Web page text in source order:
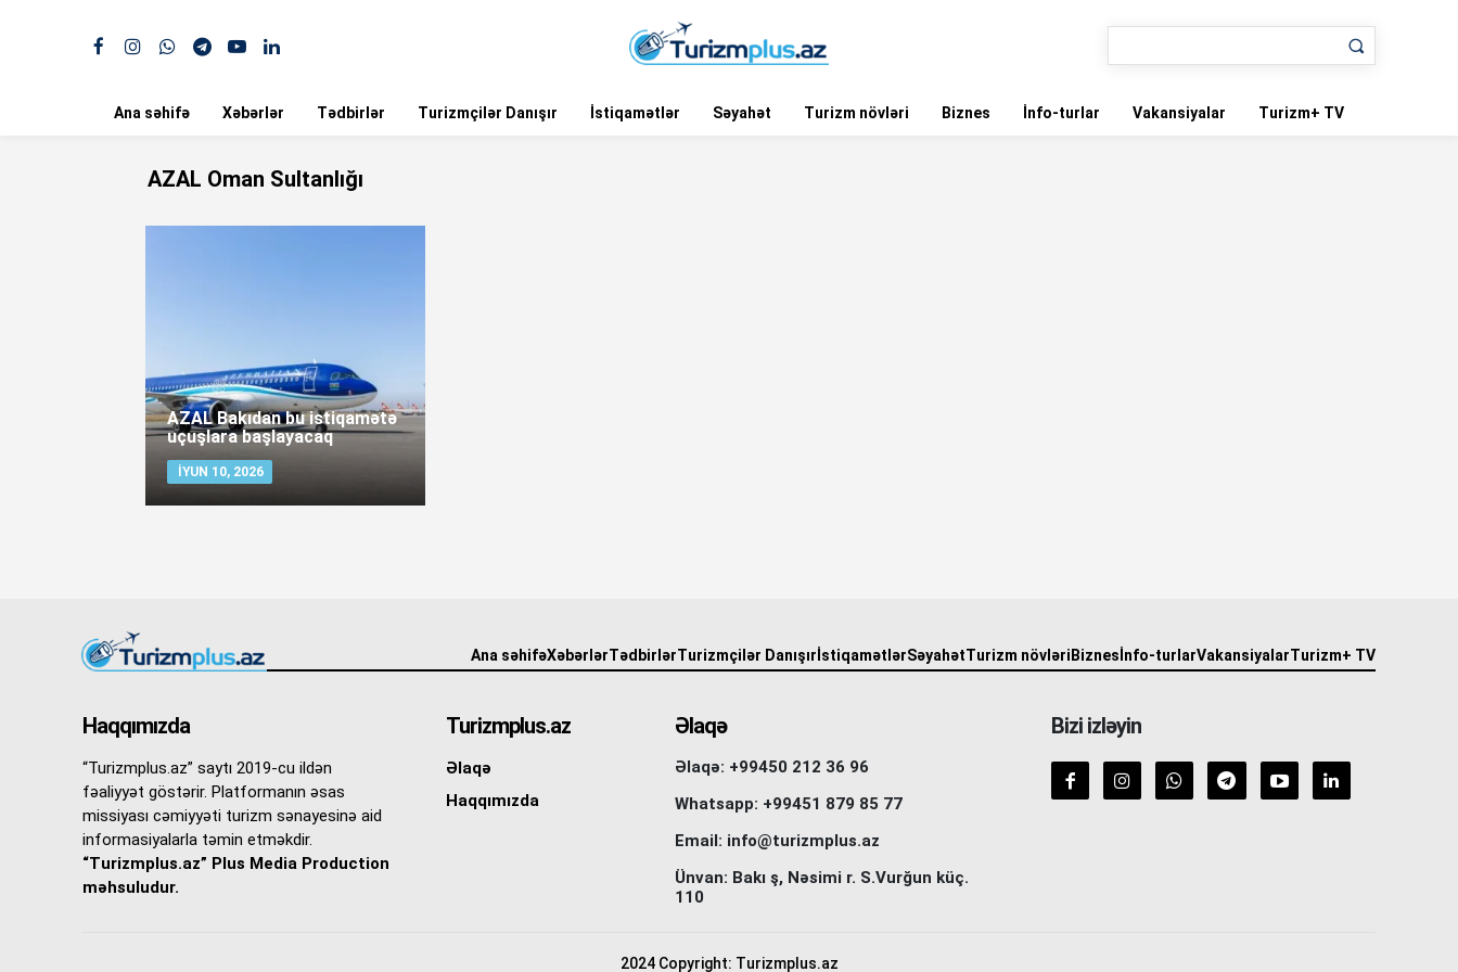
Ana səhifə Xəbərlər Tədbirlər Turizmçilər Danışır İstiqamətlər Səyahət Turizm növləri Biznes İnfo-turlar Vakansiyalar Turizm+ TV
AZAL Oman Sultanlığı
AZAL Bakıdan bu istiqamətə
uçuşlara başlayacaq
İYUN 10, 2026
Ana səhifəXəbərlərTədbirlərTurizmçilər Danışır İstiqamətlərSəyahətTurizm növləri Biznes İnfo-turlarVakansiyalarTurizm+ TV
Haqqımızda
“Turizmplus.az” saytı 2019-cu ildən
fəaliyyət göstərir. Platformanın əsas
missiyası cəmiyyəti turizm sənayesinə aid
informasiyalarla təmin etməkdir.
“Turizmplus.az” Plus Media Production
məhsuludur.
Turizmplus.az
Əlaqə
Haqqımızda
Əlaqə
Əlaqə: +99450 212 36 96
Whatsapp: +99451 879 85 77
Email: info@turizmplus.az
Ünvan: Bakı ş, Nəsimi r. S.Vurğun küç.
110
Bizi izləyin
2024 Copyright: Turizmplus.az